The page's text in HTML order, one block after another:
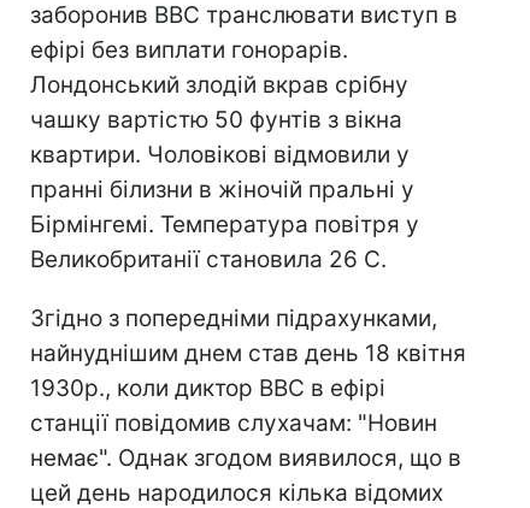
заборонив BBC транслювати виступ в
ефірі без виплати гонорарів.
Лондонський злодій вкрав срібну
чашку вартістю 50 фунтів з вікна
квартири. Чоловікові відмовили у
пранні білизни в жіночій пральні у
Бірмінгемі. Температура повітря у
Великобританії становила 26 С.
Згідно з попередніми підрахунками,
найнуднішим днем став день 18 квітня
1930р., коли диктор ВВС в ефірі
станції повідомив слухачам: "Новин
немає". Однак згодом виявилося, що в
цей день народилося кілька відомих